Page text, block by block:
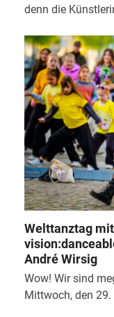
denn die
Welttanztag
André Wirsig
Wow! Wir sind
Mittwoch, den